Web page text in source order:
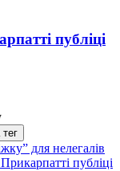
публіці
для нелегалів
публіці